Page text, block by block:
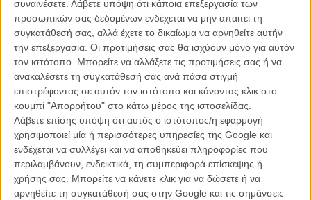
συναινέσετε. Λάβετε υπόψη ότι κάποια επεξεργασία των
προσωπικών σας δεδομένων ενδέχεται να μην απαιτεί τη
συγκατάθεσή σας, αλλά έχετε το δικαίωμα να αρνηθείτε αυτήν
την επεξεργασία. Οι προτιμήσεις σας θα ισχύουν μόνο για αυτόν
τον ιστότοπο. Μπορείτε να αλλάξετε τις προτιμήσεις σας ή να
ανακαλέσετε τη συγκατάθεσή σας ανά πάσα στιγμή
επιστρέφοντας σε αυτόν τον ιστότοπο και κάνοντας κλικ στο
κουμπί "Απορρήτου" στο κάτω μέρος της ιστοσελίδας.
Λάβετε επίσης υπόψη ότι αυτός ο ιστότοπος/η εφαρμογή
χρησιμοποιεί μία ή περισσότερες υπηρεσίες της Google και
ενδέχεται να συλλέγει και να αποθηκεύει πληροφορίες που
περιλαμβάνουν, ενδεικτικά, τη συμπεριφορά επίσκεψης ή
χρήσης σας. Μπορείτε να κάνετε κλικ για να δώσετε ή να
αρνηθείτε τη συγκατάθεσή σας στην Google και τις σημάνσεις
Τέσσερις ερωτήσεις για το «Μαθήματα Οδήγησης»
Ποια ήταν η αφορμή ή η σκέψη που σας οδήγησε να κάνετε
την ταινία;
Η ταινία πραγματεύεται τις σχέσεις ανάμεσα στα αρσενικά (πατέρα
και γιο στην προκειμένη περίπτωση), και είναι μια κατάσταση που
λίγο πολύ όλοι την έχουμε βιώσει. Είναι λοιπόν προσωπικός
προβληματισμός που έγινε ανάγκη να εκφραστεί - και ιδού το
αποτέλεσμα.